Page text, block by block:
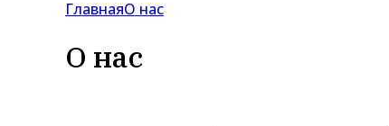
ГлавнаяО нас
О нас